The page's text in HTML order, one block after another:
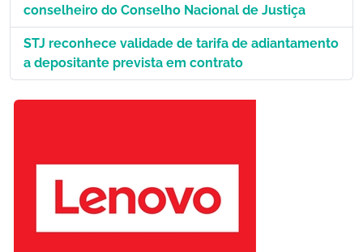
conselheiro do Conselho Nacional de Justiça
STJ reconhece validade de tarifa de adiantamento
a depositante prevista em contrato